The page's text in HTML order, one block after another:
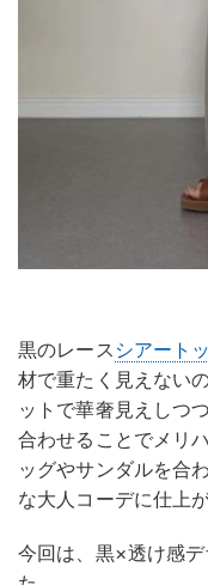
黒のレース シアート
材で重たく見えない
ットで華奢見えしつ
合わせることでメリ
ッグやサンダルを合
な大人コーデに仕上
今回は、黒×透け感